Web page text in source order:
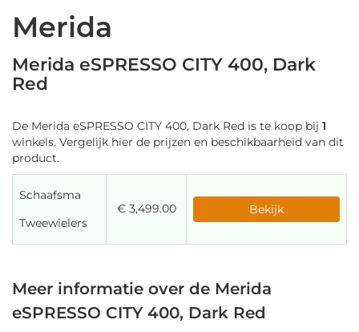
Merida
Merida eSPRESSO CITY 400, Dark
Red
De Merida eSPRESSO CITY 400, Dark Red is te koop bij 1
winkels. Vergelijk hier de prijzen en beschikbaarheid van dit
product.
Schaafsma
Tweewielers
€ 3,499.00 Bekijk
Meer informatie over de Merida
eSPRESSO CITY 400, Dark Red